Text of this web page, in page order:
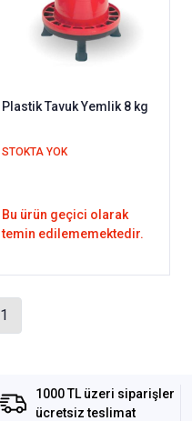
Plastik Tavuk Yemlik 8 kg
STOKTA YOK
Bu ürün geçici olarak
temin edilememektedir.
1
1000 TL üzeri siparişler
ücretsiz teslimat